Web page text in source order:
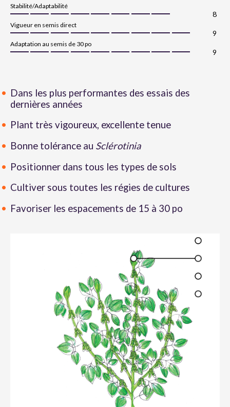
Stabilité/Adaptabilité
8
Vigueur en semis direct
9
Adaptation au semis de 30 po
9
Dans les plus performantes des essais des
dernières années
Plant très vigoureux, excellente tenue
Bonne tolérance au Sclérotinia
Positionner dans tous les types de sols
Cultiver sous toutes les régies de cultures
Favoriser les espacements de 15 à 30 po